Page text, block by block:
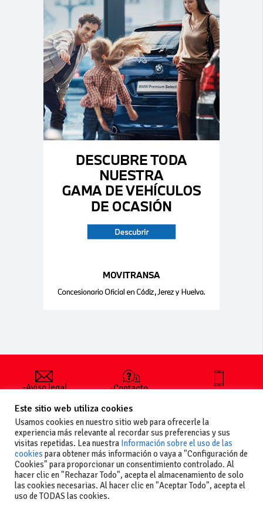
-Aviso legal
generales
de uso
-Política de
privacidad
-Política de
cookies
-Contacto
publicar un
anuncio
-Vende+
+34 627 35
Este sitio web utiliza cookies
Usamos cookies en nuestro sitio web para ofrecerle la
experiencia más relevante al recordar sus preferencias y sus
visitas repetidas. Lea nuestra Información sobre el uso de las
cookies para obtener más información o vaya a "Configuración de
Cookies" para proporcionar un consentimiento controlado. Al
hacer clic en "Rechazar Todo", acepta el almacenamiento de solo
las cookies necesarias. Al hacer clic en "Aceptar Todo", acepta el
uso de TODAS las cookies.